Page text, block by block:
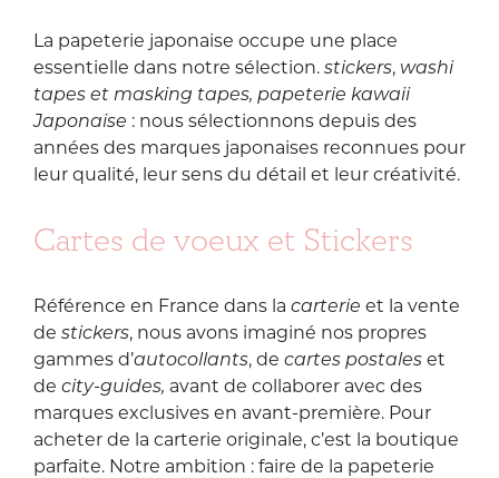
La papeterie japonaise occupe une place
essentielle dans notre sélection. stickers, washi
tapes et masking tapes, papeterie kawaii
Japonaise : nous sélectionnons depuis des
années des marques japonaises reconnues pour
leur qualité, leur sens du détail et leur créativité.
Cartes de voeux et Stickers
Référence en France dans la carterie et la vente
de stickers, nous avons imaginé nos propres
gammes d’autocollants, de cartes postales et
de city-guides, avant de collaborer avec des
marques exclusives en avant-première. Pour
acheter de la carterie originale, c’est la boutique
parfaite. Notre ambition : faire de la papeterie